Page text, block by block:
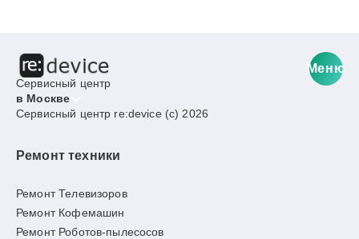
Сервисный центр
в Москве
Меню
Сервисный центр re:device (c) 2026
Ремонт техники
Ремонт Телевизоров
Ремонт Кофемашин
Ремонт Роботов-пылесосов